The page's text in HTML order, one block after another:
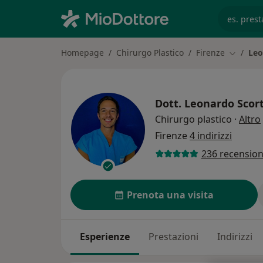
Homepage Chirurgo Plastico Firenze Cambia
Dott. Leonardo
Chirurgo plastico · Altro
Firenze 4 indirizzi
236
Prenota una visita
Esperienze Prestazioni Indirizzi